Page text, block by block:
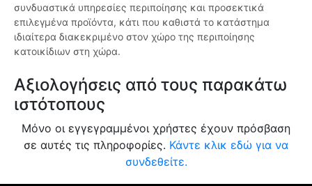
συνδυαστικά υπηρεσίες περιποίησης και προσεκτικά
επιλεγμένα προϊόντα, κάτι που καθιστά το κατάστημα
ιδιαίτερα διακεκριμένο στον χώρο της περιποίησης
κατοικίδιων στη χώρα.
Αξιολογήσεις από τους παρακάτω
ιστότοπους
Μόνο οι εγγεγραμμένοι χρήστες έχουν πρόσβαση
σε αυτές τις πληροφορίες. Κάντε κλικ εδώ για να
συνδεθείτε.